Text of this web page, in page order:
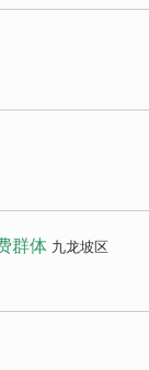
群体 九龙坡区